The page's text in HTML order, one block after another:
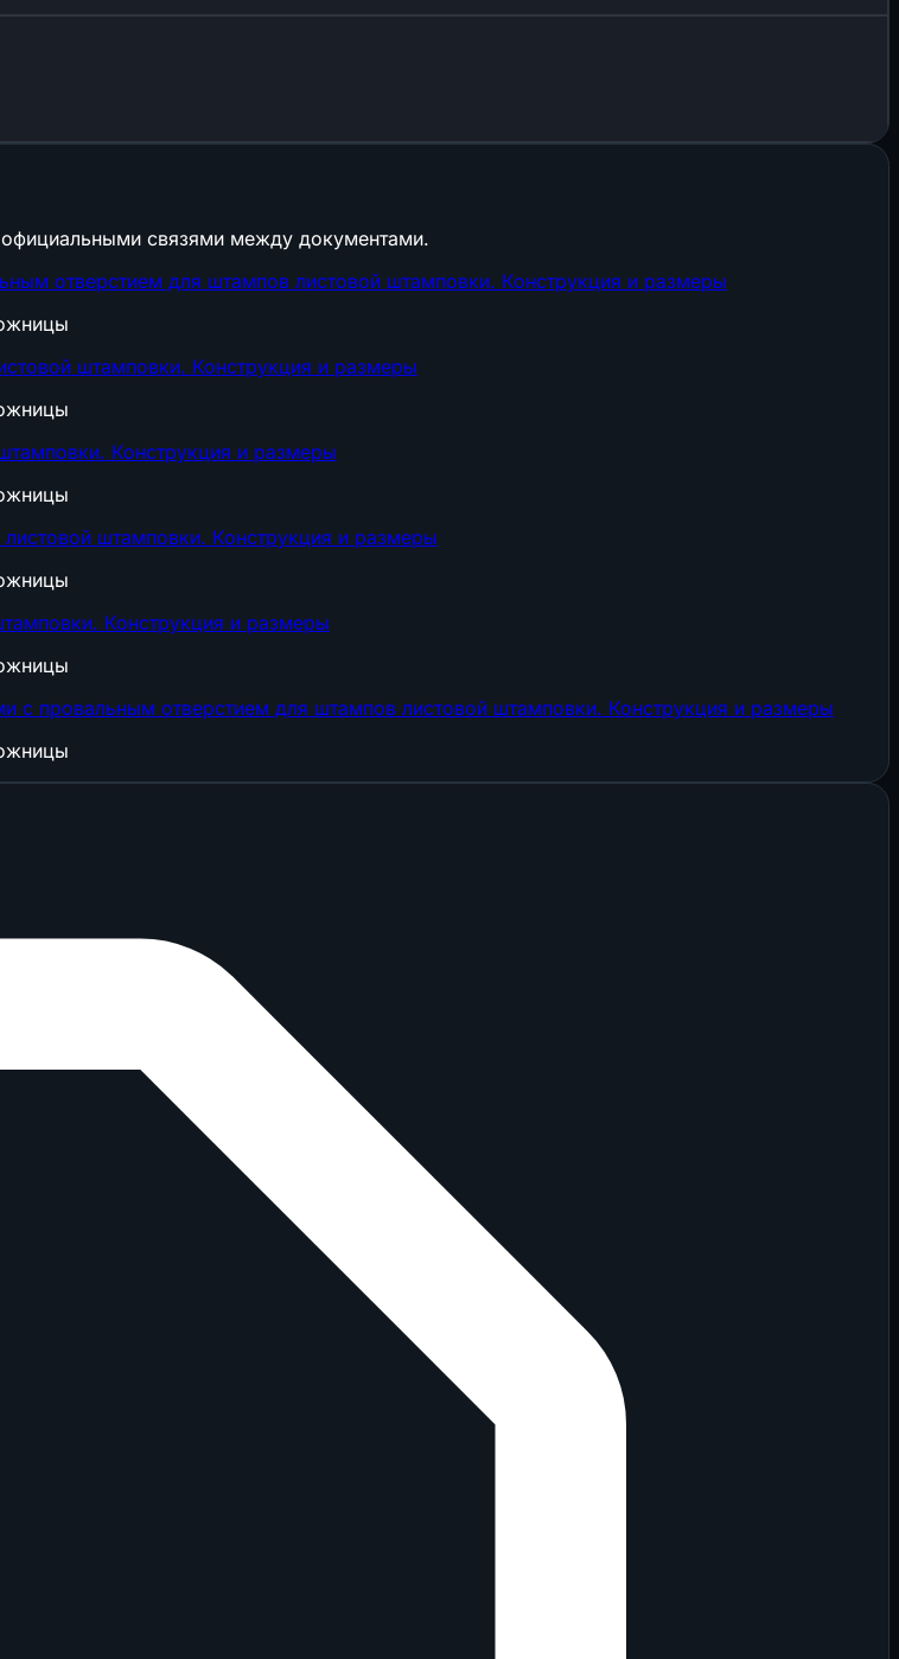
связями между документами.
отверстием для штампов листовой штамповки. Конструкция и размеры
штамповки. Конструкция и размеры
Конструкция и размеры
штамповки. Конструкция и размеры
Конструкция и размеры
провальным отверстием для штампов листовой штамповки. Конструкция и размеры